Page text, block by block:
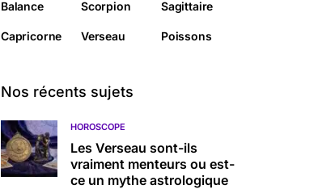
Balance Scorpion Sagittaire
Capricorne Verseau Poissons
Nos récents sujets
HOROSCOPE
Les Verseau sont-ils
vraiment menteurs ou est-
ce un mythe astrologique